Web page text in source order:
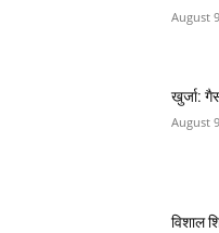
August
खुर्जा:
August
विशाल